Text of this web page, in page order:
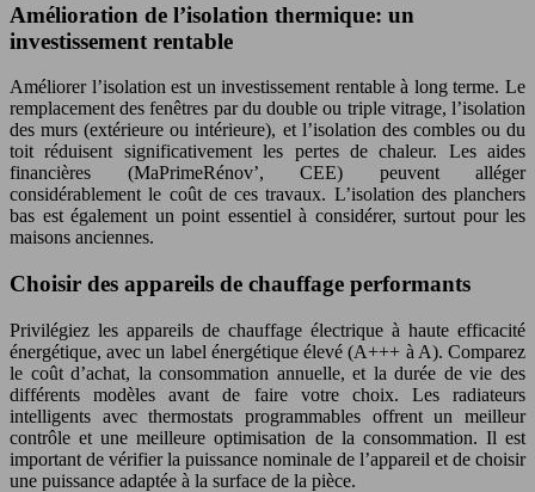
Amélioration de l’isolation thermique: un
investissement rentable
Améliorer l’isolation est un investissement rentable à long terme. Le
remplacement des fenêtres par du double ou triple vitrage, l’isolation
des murs (extérieure ou intérieure), et l’isolation des combles ou du
toit réduisent significativement les pertes de chaleur. Les aides
financières (MaPrimeRénov’, CEE) peuvent alléger
considérablement le coût de ces travaux. L’isolation des planchers
bas est également un point essentiel à considérer, surtout pour les
maisons anciennes.
Choisir des appareils de chauffage performants
Privilégiez les appareils de chauffage électrique à haute efficacité
énergétique, avec un label énergétique élevé (A+++ à A). Comparez
le coût d’achat, la consommation annuelle, et la durée de vie des
différents modèles avant de faire votre choix. Les radiateurs
intelligents avec thermostats programmables offrent un meilleur
contrôle et une meilleure optimisation de la consommation. Il est
important de vérifier la puissance nominale de l’appareil et de choisir
une puissance adaptée à la surface de la pièce.